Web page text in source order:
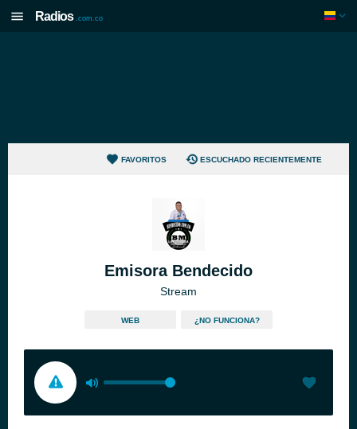
Radios .com.co
FAVORITOS ESCUCHADO RECIENTEMENTE
Emisora Bendecido
Stream
WEB ¿NO FUNCIONA?